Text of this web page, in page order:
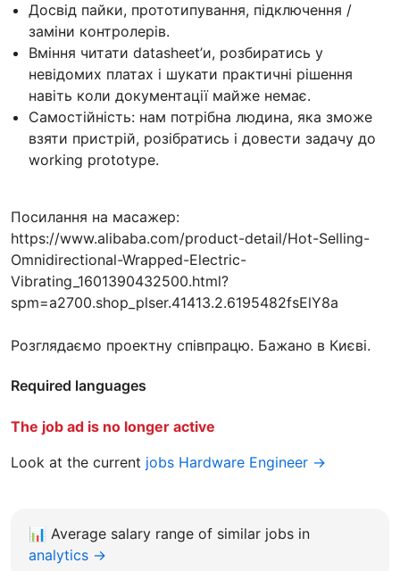
Досвід пайки, прототипування, підключення /
заміни контролерів.
Вміння читати datasheet’и, розбиратись у
невідомих платах і шукати практичні рішення
навіть коли документації майже немає.
Самостійність: нам потрібна людина, яка зможе
взяти пристрій, розібратись і довести задачу до
working prototype.
Посилання на масажер:
https://www.alibaba.com/product-detail/Hot-Selling-
Omnidirectional-Wrapped-Electric-
Vibrating_1601390432500.html?
spm=a2700.shop_plser.41413.2.6195482fsElY8a
Розглядаємо проектну співпрацю. Бажано в Києві.
Required languages
The job ad is no longer active
Look at the current jobs Hardware Engineer →
📊 Average salary range of similar jobs in
analytics →